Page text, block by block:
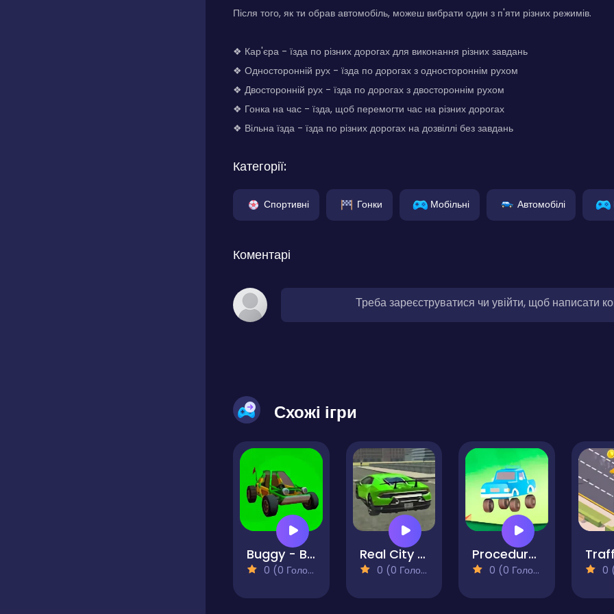
Після того, як ти обрав автомобіль, можеш вибрати один з п'яти різних режимів.
❖ Кар'єра - їзда по різних дорогах для виконання різних завдань
❖ Односторонній рух - їзда по дорогах з одностороннім рухом
❖ Двосторонній рух - їзда по дорогах з двостороннім рухом
❖ Гонка на час - їзда, щоб перемогти час на різних дорогах
❖ Вільна їзда - їзда по різних дорогах на дозвіллі без завдань
Категорії:
Спортивні Гонки Мобільні Автомобілі
Коментарі
Треба зареєструватися чи увійти, щоб написати
Схожі ігри
Buggy - Battle Royale
0 (0 Голосів)
Real City Driving 2
0 (0 Голосів)
Procedural Racing
0 (0 Голосів) 0